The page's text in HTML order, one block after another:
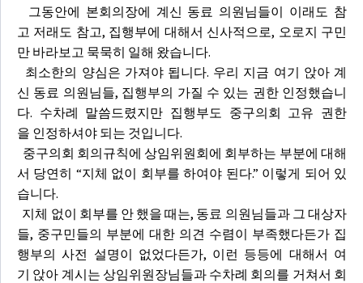
그동안에 본회의장에 계신 동료 의원님들이 이래도 참
고 저래도 참고, 집행부에 대해서 신사적으로, 오로지 구민
만 바라보고 묵묵히 일해 왔습니다.
최소한의 양심은 가져야 됩니다. 우리 지금 여기 앉아 계
신 동료 의원님들, 집행부의 가질 수 있는 권한 인정했습니
다. 수차례 말씀드렸지만 집행부도 중구의회 고유 권한
을 인정하셔야 되는 것입니다.
중구의회 회의규칙에 상임위원회에 회부하는 부분에 대해
서 당연히 “지체 없이 회부를 하여야 된다.” 이렇게 되어 있
습니다.
지체 없이 회부를 안 했을 때는, 동료 의원님들과 그 대상자
들, 중구민들의 부분에 대한 의견 수렴이 부족했다든가 집
행부의 사전 설명이 없었다든가, 이런 등등에 대해서 여
기 앉아 계시는 상임위원장님들과 수차례 회의를 거쳐서 회